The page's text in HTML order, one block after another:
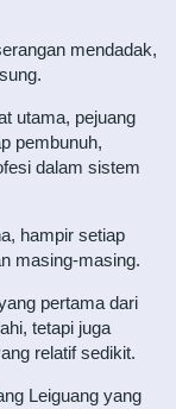
mendadak,
utama, pejuang
pembunuh,
dalam sistem
hampir setiap
masing-masing.
pertama dari
tetapi juga
relatif sedikit.
Leiguang yang